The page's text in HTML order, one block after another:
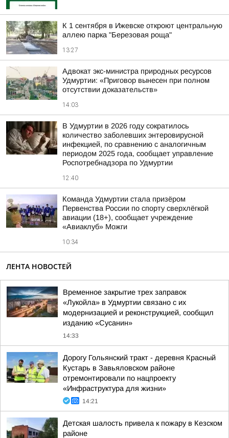
К 1 сентября в Ижевске откроют центральную
аллею парка "Березовая роща"
13:27
Адвокат экс-министра природных ресурсов
Удмуртии: «Приговор вынесен при полном
отсутствии доказательств»
14:03
В Удмуртии в 2026 году сократилось
количество заболевших энтеровирусной
инфекцией, по сравнению с аналогичным
периодом 2025 года, сообщает управление
Роспотребнадзора по Удмуртии
12:40
Команда Удмуртии стала призёром
Первенства России по спорту сверхлёгкой
авиации (18+), сообщает учреждение
«Авиаклуб» Можги
10:34
ЛЕНТА НОВОСТЕЙ
Временное закрытие трех заправок
«Лукойла» в Удмуртии связано с их
модернизацией и реконструкцией, сообщил
изданию «Сусанин»
14:33
Дорогу Гольянский тракт - деревня Красный
Кустарь в Завьяловском районе
отремонтировали по нацпроекту
«Инфраструктура для жизни»
14:21
Детская шалость привела к пожару в Кезском
районе